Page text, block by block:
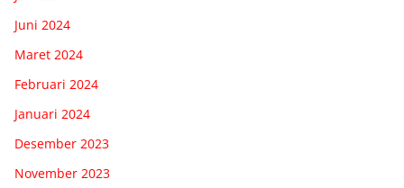
Juni 2024
Maret 2024
Februari 2024
Januari 2024
Desember 2023
November 2023